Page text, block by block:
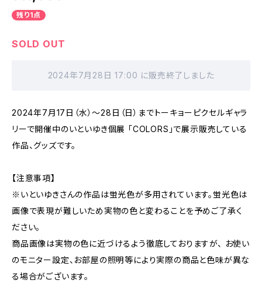
残り1点
SOLD OUT
2024年7月28日 17:00 に販売終了しました
2024年7月17日（水）～28日（日）までトーキョーピクセルギャラ
リーで開催中のいといゆき個展 「COLORS」で展示販売している
作品、グッズです。
【注意事項】
※いといゆきさんの作品は蛍光色が多用されています。蛍光色は
画像で表現が難しいため実物の色と変わることを予めご了承く
ださい。
商品画像は実物の色に近づけるよう徹底しておりますが、 お使い
のモニター設定、お部屋の照明等により実際の商品と色味が異な
る場合がございます。